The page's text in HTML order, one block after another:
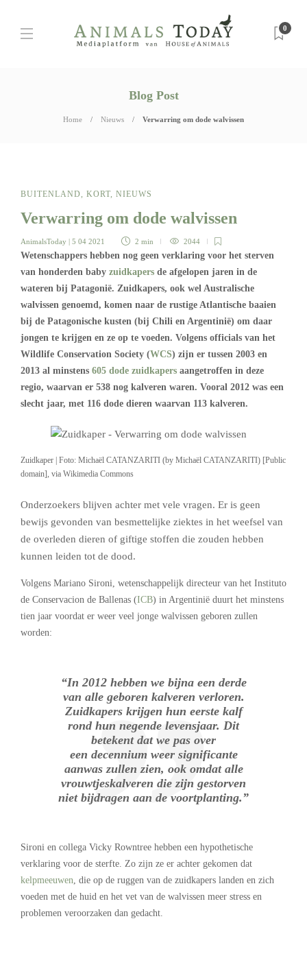
0
Blog Post
Home Nieuws Verwarring om dode walvissen
BUITENLAND, KORT, NIEUWS
Verwarring om dode walvissen
AnimalsToday | 5 04 2021 2 min 2044
Wetenschappers hebben nog geen verklaring voor het sterven
van honderden baby zuidkapers de afgelopen jaren in de
wateren bij Patagonië. Zuidkapers, ook wel Australische
walvissen genoemd, komen naar de rustige Atlantische baaien
bij de Patagonische kusten (bij Chili en Argentinië) om daar
jongen te krijgen en ze op te voeden. Volgens officials van het
Wildlife Conservation Society (WCS) zijn er tussen 2003 en
2013 al minstens 605 dode zuidkapers aangetroffen in deze
regio, waarvan er 538 nog kalveren waren. Vooral 2012 was een
slecht jaar, met 116 dode dieren waarvan 113 kalveren.
Zuidkaper | Foto: Michaël CATANZARITI (by Michaël CATANZARITI) [Public
domain], via Wikimedia Commons
Onderzoekers blijven achter met vele vragen. Er is geen
bewijs gevonden van besmettelijke ziektes in het weefsel van
de overleden dieren of giftige stoffen die zouden hebben
kunnen leiden tot de dood.
Volgens Mariano Sironi, wetenschappelijk directeur van het Instituto
de Conservacion de Ballenas (ICB) in Argentinië duurt het minstens
tien jaar voordat er weer veel jonge walvissen geboren zullen
worden:
“In 2012 hebben we bijna een derde
van alle geboren kalveren verloren.
Zuidkapers krijgen hun eerste kalf
rond hun negende levensjaar. Dit
betekent dat we pas over
een decennium weer significante
aanwas zullen zien, ook omdat alle
vrouwtjeskalveren die zijn gestorven
niet bijdragen aan de voortplanting.”
Sironi en collega Vicky Rowntree hebben een hypothetische
verklaring voor de sterfte. Zo zijn ze er achter gekomen dat
kelpmeeuwen , die op de ruggen van de zuidkapers landen en zich
voeden met de huid en het vet van de walvissen meer stress en
problemen veroorzaken dan gedacht.